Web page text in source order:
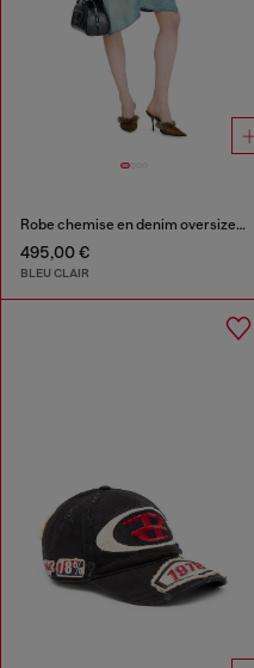
Robe chemise en denim oversized drapée
495,00 €
BLEU CLAIR